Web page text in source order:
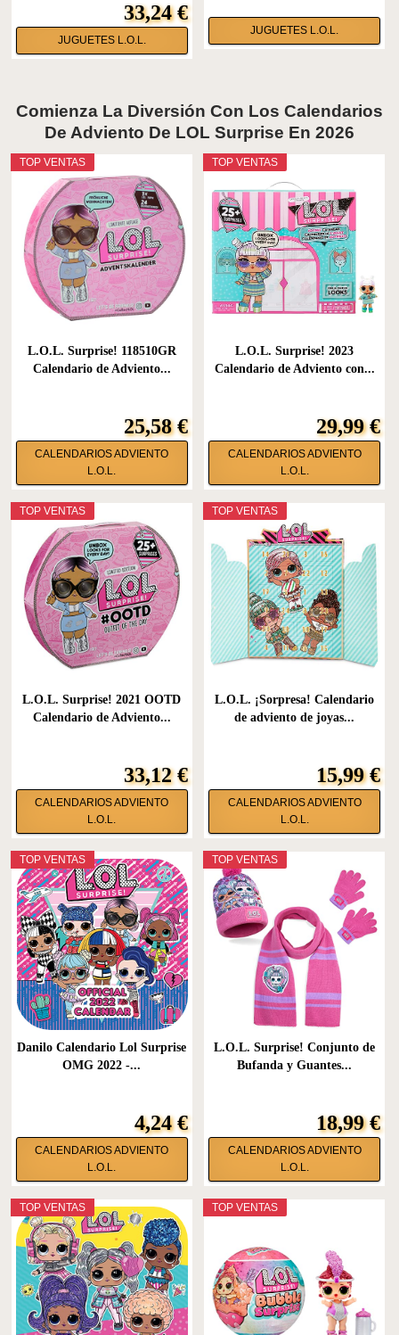
33,24 €
JUGUETES L.O.L.
JUGUETES L.O.L.
Comienza La Diversión Con Los Calendarios
De Adviento De LOL Surprise En 2026
TOP VENTAS
L.O.L. Surprise! 118510GR
Calendario de Adviento...
25,58 €
CALENDARIOS ADVIENTO
L.O.L.
TOP VENTAS
L.O.L. Surprise! 2023
Calendario de Adviento con...
29,99 €
CALENDARIOS ADVIENTO
L.O.L.
TOP VENTAS
L.O.L. Surprise! 2021 OOTD
Calendario de Adviento...
33,12 €
CALENDARIOS ADVIENTO
L.O.L.
TOP VENTAS
L.O.L. ¡Sorpresa! Calendario
de adviento de joyas...
15,99 €
CALENDARIOS ADVIENTO
L.O.L.
TOP VENTAS
Danilo Calendario Lol Surprise
OMG 2022 -...
4,24 €
CALENDARIOS ADVIENTO
L.O.L.
TOP VENTAS
L.O.L. Surprise! Conjunto de
Bufanda y Guantes...
18,99 €
CALENDARIOS ADVIENTO
L.O.L.
TOP VENTAS TOP VENTAS